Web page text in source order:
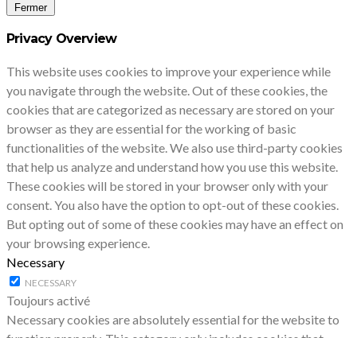
Fermer
Privacy Overview
This website uses cookies to improve your experience while
you navigate through the website. Out of these cookies, the
cookies that are categorized as necessary are stored on your
browser as they are essential for the working of basic
functionalities of the website. We also use third-party cookies
that help us analyze and understand how you use this website.
These cookies will be stored in your browser only with your
consent. You also have the option to opt-out of these cookies.
But opting out of some of these cookies may have an effect on
your browsing experience.
Necessary
NECESSARY
Toujours activé
Necessary cookies are absolutely essential for the website to